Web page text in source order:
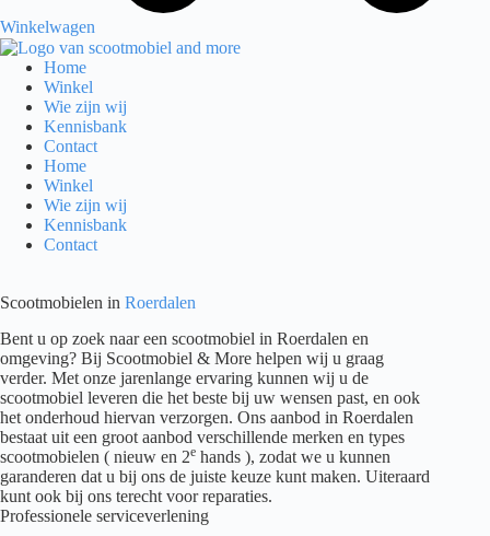
Winkelwagen
Home
Winkel
Wie zijn wij
Kennisbank
Contact
Home
Winkel
Wie zijn wij
Kennisbank
Contact
Scootmobielen in Roerdalen
Bent u op zoek naar een scootmobiel in Roerdalen en
omgeving? Bij Scootmobiel & More helpen wij u graag
verder. Met onze jarenlange ervaring kunnen wij u de
scootmobiel leveren die het beste bij uw wensen past, en ook
het onderhoud hiervan verzorgen. Ons aanbod in Roerdalen
bestaat uit een groot aanbod verschillende merken en types
scootmobielen ( nieuw en 2e hands ), zodat we u kunnen
garanderen dat u bij ons de juiste keuze kunt maken. Uiteraard
kunt ook bij ons terecht voor reparaties.
Professionele serviceverlening